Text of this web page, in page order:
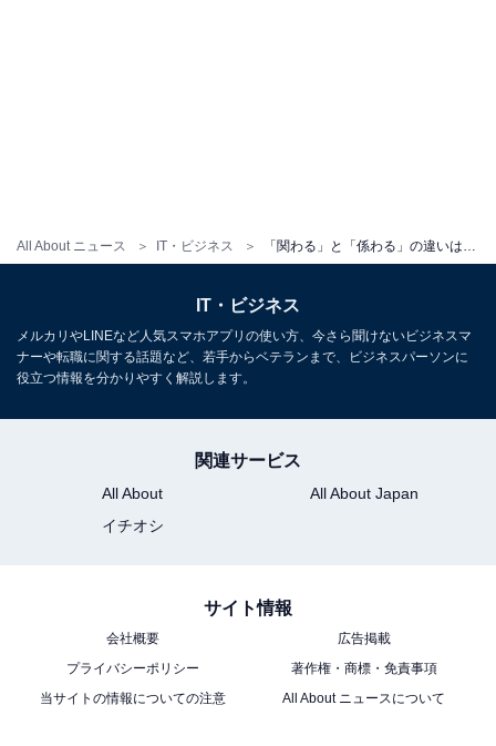
All About ニュース IT・ビジネス
「拘る」とは？ 読み方や意味、使い方、例文をアナウン
常用漢字表に記載のある「関わる」を使うのが一
般的
わる」という場合は「関わる」「係わる」どちらの表記
も間違いではありません。
「関わる」を使った方が、より一般的で多くの人に分か
りやすいでしょう。
IT・ビジネス
メルカリやLINEなど人気スマホアプリの使い方、今さら聞けないビジネスマ
ナーや転職に関する話題など、若手からベテランまで、ビジネスパーソンに
役立つ情報を分かりやすく解説します。
関連サービス
All About
All About Japan
イチオシ
サイト情報
会社概要
広告掲載
プライバシーポリシー
著作権・商標・免責事項
当サイトの情報についての注意
All About ニュースについて